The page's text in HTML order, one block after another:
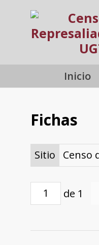
Inicio
Fichas
Sitio Censo
de 1